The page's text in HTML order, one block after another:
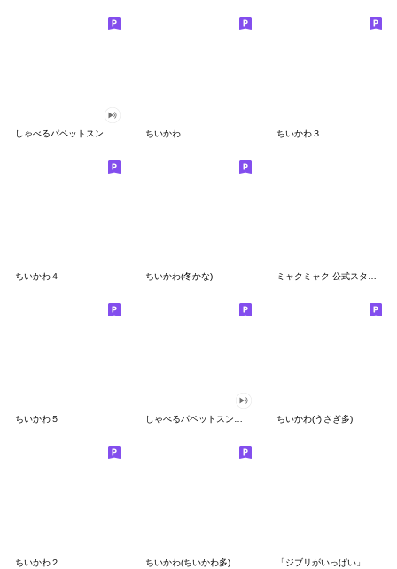
ちいかわ ちいかわ３
ちいかわ４ ちいかわ(冬かな)
ちいかわ５ しゃべるパペットスンスン（GOOD） ちいかわ(うさぎ多)
ちいかわ２ ちいかわ(ちいかわ多)